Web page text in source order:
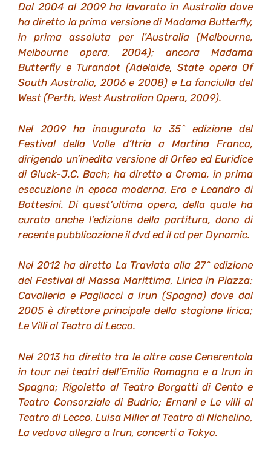
Dal 2004 al 2009 ha lavorato in Australia dove
ha diretto la prima versione di Madama Butterfly,
in prima assoluta per l’Australia (Melbourne,
Melbourne opera, 2004); ancora Madama
Butterfly e Turandot (Adelaide, State opera Of
South Australia, 2006 e 2008) e La fanciulla del
West (Perth, West Australian Opera, 2009).
Nel 2009 ha inaugurato la 35^ edizione del
Festival della Valle d’Itria a Martina Franca,
dirigendo un’inedita versione di Orfeo ed Euridice
di Gluck-J.C. Bach; ha diretto a Crema, in prima
esecuzione in epoca moderna, Ero e Leandro di
Bottesini. Di quest’ultima opera, della quale ha
curato anche l’edizione della partitura, dono di
recente pubblicazione il dvd ed il cd per Dynamic.
Nel 2012 ha diretto La Traviata alla 27^ edizione
del Festival di Massa Marittima, Lirica in Piazza;
Cavalleria e Pagliacci a Irun (Spagna) dove dal
2005 è direttore principale della stagione lirica;
Le Villi al Teatro di Lecco.
Nel 2013 ha diretto tra le altre cose Cenerentola
in tour nei teatri dell’Emilia Romagna e a Irun in
Spagna; Rigoletto al Teatro Borgatti di Cento e
Teatro Consorziale di Budrio; Ernani e Le villi al
Teatro di Lecco, Luisa Miller al Teatro di Nichelino,
La vedova allegra a Irun, concerti a Tokyo.